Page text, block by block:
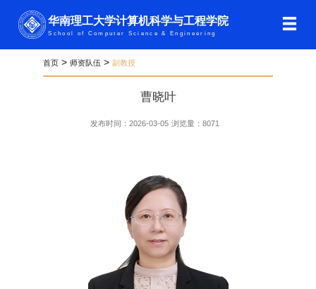
华南理工大学计算机科学与工程学院
School of Computer Science & Engineering
首页> 师资队伍 > 副教授
曹晓叶
发布时间：2026-03-05 浏览量：8071